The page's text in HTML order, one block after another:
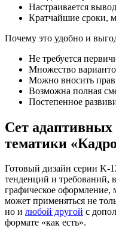
Настраивается
Кратчайшие сроки,
Почему это удобно и
Не требуется
Множество
Можно вносить
Возможна полная
Постепенное
Сет
тематики
Готовый дизайн серии K-
тенденций и требований,
графическое
может применяться не
но и любой другой с
формате «как есть».